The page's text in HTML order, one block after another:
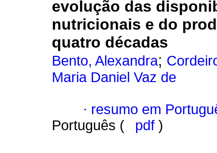
evolução das
nutricionais e do
quatro décadas
Bento, Alexandra;
Maria Daniel Vaz de
· resumo em
Português (
pdf )